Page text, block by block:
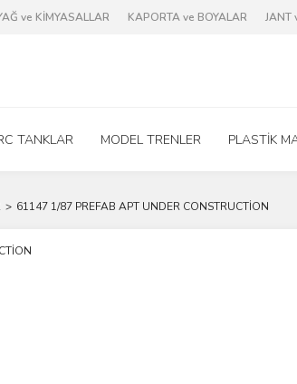
ve KİMYASALLAR KAPORTA ve BOYALAR JANT
TANKLAR MODEL TRENLER PLASTİK
61147 1/87 PREFAB APT UNDER CONSTRUCTİON